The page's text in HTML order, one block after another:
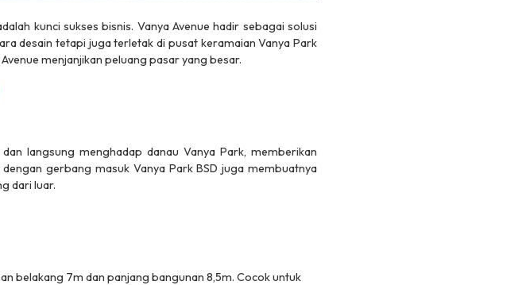
kunci sukses bisnis. Vanya Avenue hadir sebagai solusi
desain tetapi juga terletak di pusat keramaian Vanya Park
menjanjikan peluang pasar yang besar.
langsung menghadap danau Vanya Park, memberikan
gerbang masuk Vanya Park BSD juga membuatnya
dari luar.
belakang 7m dan panjang bangunan 8,5m. Cocok untuk